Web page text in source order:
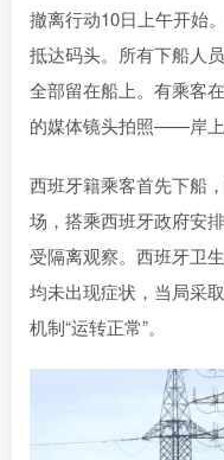
撤离行动10日上午开始
抵达码头。所有下船人
全部留在船上。有乘客
的媒体镜头拍照——岸上
西班牙籍乘客首先下船
场，搭乘西班牙政府安
受隔离观察。西班牙卫
均未出现症状，当局采
机制“运转正常”。